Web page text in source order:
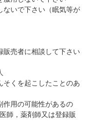
ないで下さい（眠気等が
販売者に相談して下さい
くを起こしたことのあ
作用の可能性があるの
師，薬剤師又は登録販